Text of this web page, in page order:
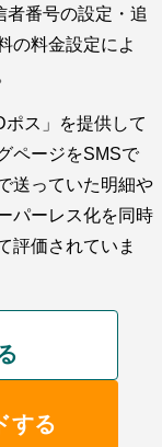
番号の設定・追
の料金設定によ
ス」を提供して
ページをSMSで
送っていた明細や
パーレス化を同時
評価されていま
する